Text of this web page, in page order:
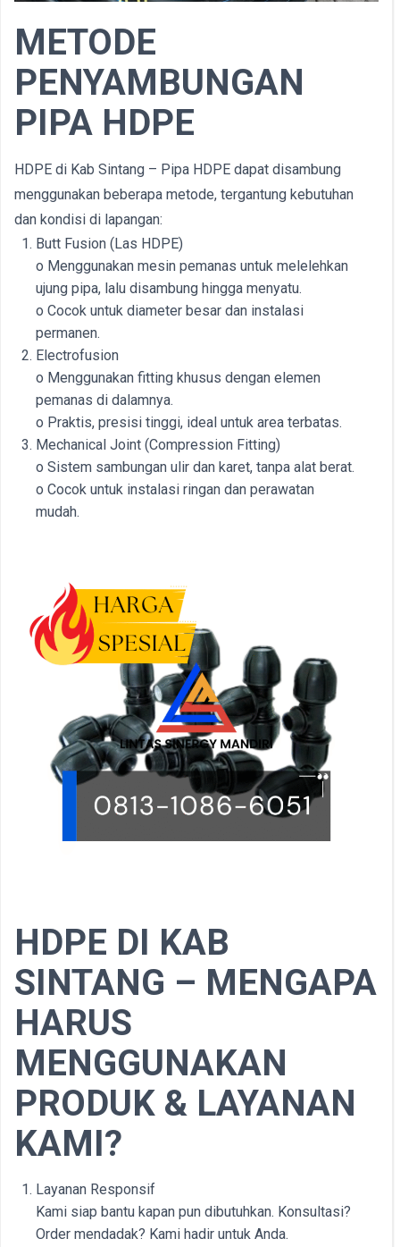
METODE
PENYAMBUNGAN
PIPA HDPE
HDPE di Kab Sintang – Pipa HDPE dapat disambung
menggunakan beberapa metode, tergantung kebutuhan
dan kondisi di lapangan:
Butt Fusion (Las HDPE)
o Menggunakan mesin pemanas untuk melelehkan
ujung pipa, lalu disambung hingga menyatu.
o Cocok untuk diameter besar dan instalasi
permanen.
Electrofusion
o Menggunakan fitting khusus dengan elemen
pemanas di dalamnya.
o Praktis, presisi tinggi, ideal untuk area terbatas.
Mechanical Joint (Compression Fitting)
o Sistem sambungan ulir dan karet, tanpa alat berat.
o Cocok untuk instalasi ringan dan perawatan
mudah.
HDPE DI KAB
SINTANG – MENGAPA
HARUS
MENGGUNAKAN
PRODUK & LAYANAN
KAMI?
Layanan Responsif
Kami siap bantu kapan pun dibutuhkan. Konsultasi?
Order mendadak? Kami hadir untuk Anda.